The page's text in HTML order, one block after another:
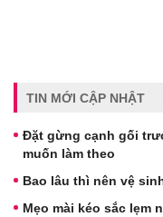
TIN MỚI CẬP NHẬT
Đặt gừng cạnh gối
muốn làm theo
Bao lâu thì nên vệ
Mẹo mài kéo sắc lẹm